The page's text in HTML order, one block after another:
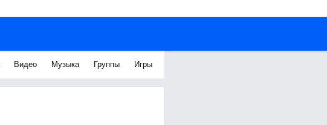
Видео Музыка Группы Игры